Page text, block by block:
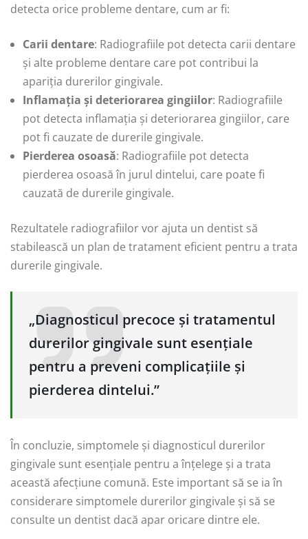
detecta orice probleme dentare, cum ar fi:
Carii dentare: Radiografiile pot detecta carii dentare
și alte probleme dentare care pot contribui la
apariția durerilor gingivale.
Inflamația și deteriorarea gingiilor: Radiografiile
pot detecta inflamația și deteriorarea gingiilor, care
pot fi cauzate de durerile gingivale.
Pierderea osoasă: Radiografiile pot detecta
pierderea osoasă în jurul dintelui, care poate fi
cauzată de durerile gingivale.
Rezultatele radiografiilor vor ajuta un dentist să
stabilească un plan de tratament eficient pentru a trata
durerile gingivale.
„Diagnosticul precoce și tratamentul
durerilor gingivale sunt esențiale
pentru a preveni complicațiile și
pierderea dintelui.”
În concluzie, simptomele și diagnosticul durerilor
gingivale sunt esențiale pentru a înțelege și a trata
această afecțiune comună. Este important să se ia în
considerare simptomele durerilor gingivale și să se
consulte un dentist dacă apar oricare dintre ele.